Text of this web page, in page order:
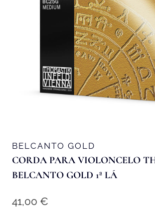
BELCANTO GOLD
CORDA PARA VIOLONCELO
BELCANTO GOLD 1ª LÁ
41,00 €